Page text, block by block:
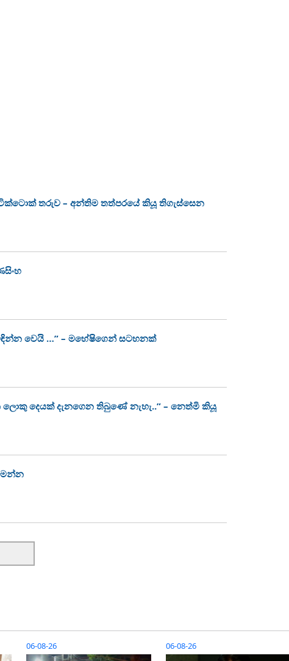
ටික්ටොක් තරුව – අන්තිම තත්පරයේ කියූ තිගැස්සෙන
වෙයි …” – මහේෂිගෙන් සටහනක්
ලොකු දෙයක් දැනගෙන තිබුණේ නැහැ..” – නෙත්මි කියූ
06-08-26 06-08-26